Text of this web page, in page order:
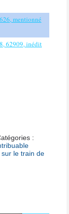
mentionné
62909, inédit
:
le train de